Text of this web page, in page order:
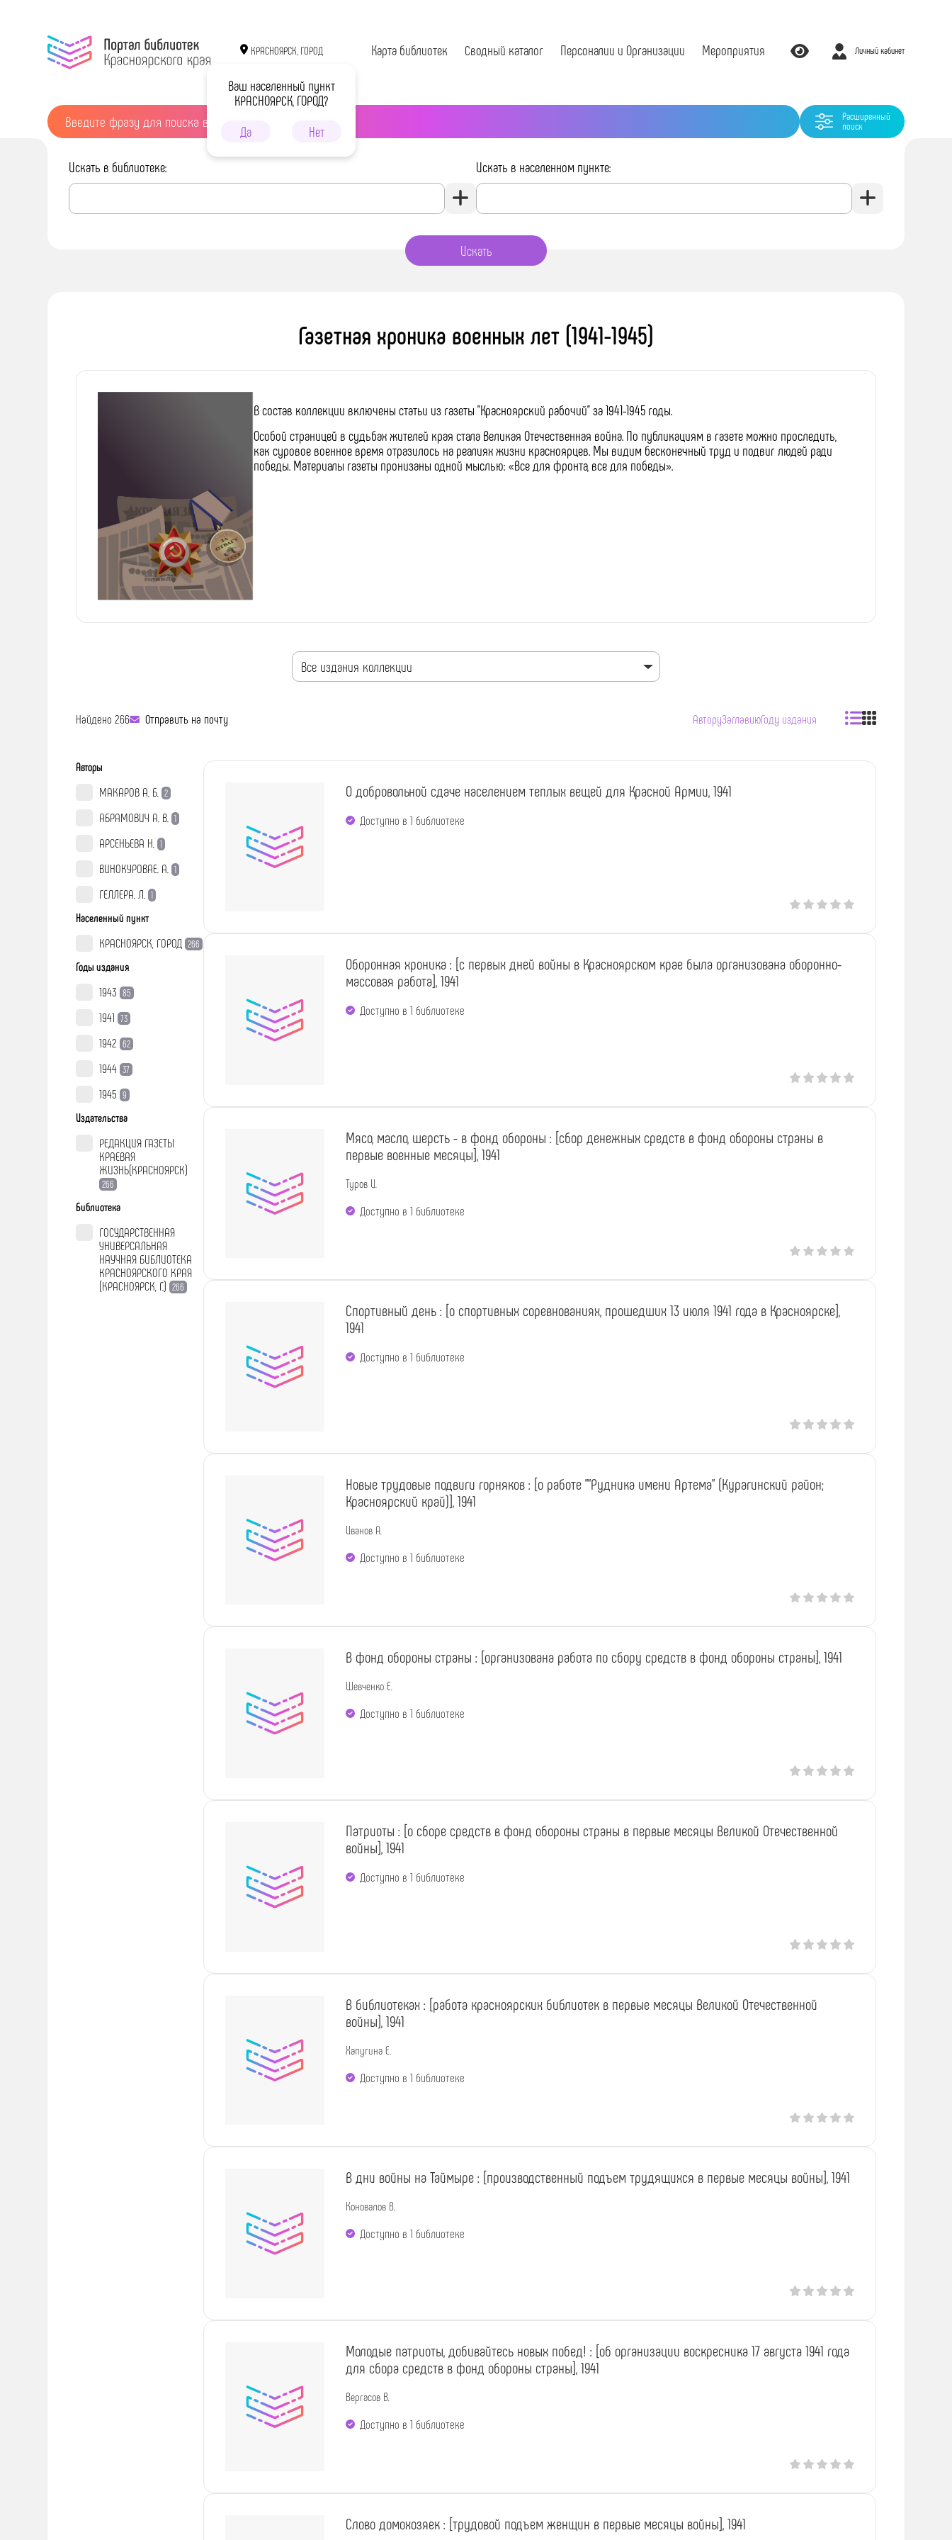
КРАСНОЯРСК, ГОРОД
Ваш населенный пункт
КРАСНОЯРСК, ГОРОД?
Да
Нет
Карта библиотек Сводный каталог Персоналии и Организации Мероприятия Личный кабинет
Расширенный
поиск
Искать в библиотеке: Искать в населенном пункте:
Газетная хроника военных лет (1941-1945)
В состав коллекции включены статьи из газеты "Красноярский рабочий" за 1941-1945 годы.
Особой страницей в судьбах жителей края стала Великая Отечественная война. По публикациям в газете можно проследить,
как суровое военное время отразилось на реалиях жизни красноярцев. Мы видим бесконечный труд и подвиг людей ради
победы. Материалы газеты пронизаны одной мыслью: «Все для фронта, все для победы».
Все издания коллекции
Найдено 266 Отправить на почту АвторуЗаглавиюГоду издания
Авторы
МАКАРОВ А. Б. 2
АБРАМОВИЧ А. В. 1
АРСЕНЬЕВА Н. 1
ВИНОКУРОВАЕ. А. 1
ГЕЛЛЕРА. Л. 1
Населенный пункт
КРАСНОЯРСК, ГОРОД 266
Годы издания
1943 85
1941 73
1942 62
1944 37
1945 9
Издательства
РЕДАКЦИЯ ГАЗЕТЫ
КРАЕВАЯ
ЖИЗНЬ(КРАСНОЯРСК)
266
Библиотека
ГОСУДАРСТВЕННАЯ
УНИВЕРСАЛЬНАЯ
НАУЧНАЯ БИБЛИОТЕКА
КРАСНОЯРСКОГО КРАЯ
(КРАСНОЯРСК, Г.) 266
О добровольной сдаче населением теплых вещей для Красной Армии, 1941
Доступно в 1 библиотекe
Оборонная хроника : [с первых дней войны в Красноярском крае была организована оборонно-
массовая работа], 1941
Доступно в 1 библиотекe
Мясо, масло, шерсть - в фонд обороны : [сбор денежных средств в фонд обороны страны в
первые военные месяцы], 1941
Туров И.
Доступно в 1 библиотекe
Спортивный день : [о спортивных соревнованиях, прошедших 13 июля 1941 года в Красноярске],
1941
Доступно в 1 библиотекe
Новые трудовые подвиги горняков : [о работе ""Рудника имени Артема" (Курагинский район;
Красноярский край)], 1941
Иванов А.
Доступно в 1 библиотекe
В фонд обороны страны : [организована работа по сбору средств в фонд обороны страны], 1941
Шевченко Е.
Доступно в 1 библиотекe
Патриоты : [о сборе средств в фонд обороны страны в первые месяцы Великой Отечественной
войны], 1941
Доступно в 1 библиотекe
В библиотеках : [работа красноярских библиотек в первые месяцы Великой Отечественной
войны], 1941
Хапугина Е.
Доступно в 1 библиотекe
В дни войны на Таймыре : [производственный подъем трудящихся в первые месяцы войны], 1941
Коновалов В.
Доступно в 1 библиотекe
Молодые патриоты, добивайтесь новых побед! : [об организации воскресника 17 августа 1941 года
для сбора средств в фонд обороны страны], 1941
Вергасов В.
Доступно в 1 библиотекe
Слово домохозяек : [трудовой подъем женщин в первые месяцы войны], 1941